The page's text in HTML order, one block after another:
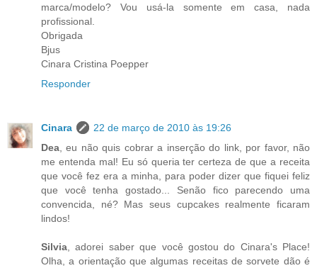
marca/modelo? Vou usá-la somente em casa, nada
profissional.
Obrigada
Bjus
Cinara Cristina Poepper
Responder
Cinara
22 de março de 2010 às 19:26
Dea , eu não quis cobrar a inserção do link, por favor, não
me entenda mal! Eu só queria ter certeza de que a receita
que você fez era a minha, para poder dizer que fiquei feliz
que você tenha gostado... Senão fico parecendo uma
convencida, né? Mas seus cupcakes realmente ficaram
lindos!
Silvia , adorei saber que você gostou do Cinara's Place!
Olha, a orientação que algumas receitas de sorvete dão é